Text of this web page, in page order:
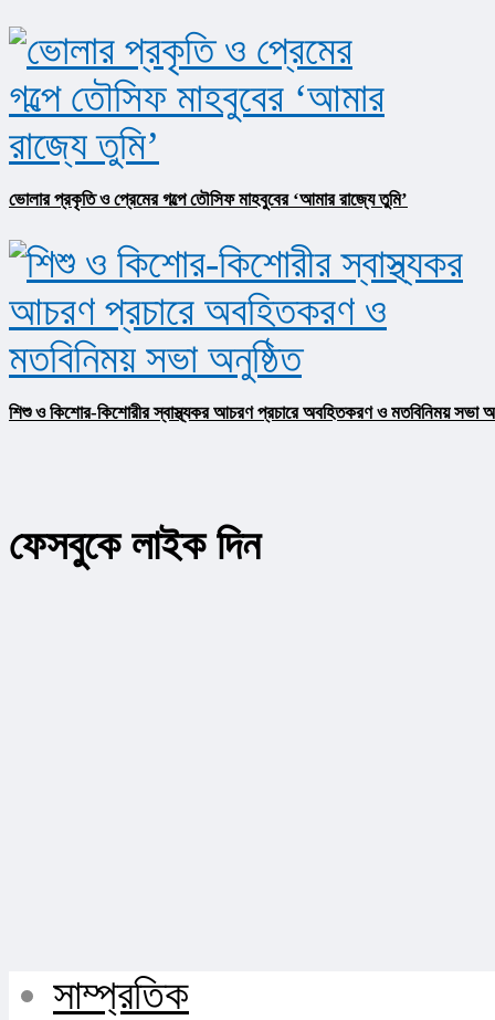
ভোলার প্রকৃতি ও প্রেমের গল্পে তৌসিফ মাহবুবের ‘আমার রাজ্যে তুমি’
শিশু ও কিশোর-কিশোরীর স্বাস্থ্যকর আচরণ প্রচারে অবহিতকরণ ও মতবিনিময় সভা
ফেসবুকে লাইক দিন
সাম্প্রতিক